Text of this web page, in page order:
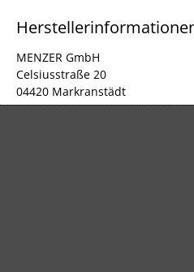
MENZER GmbH
Celsiusstraße 20
04420 Markranstädt
DE